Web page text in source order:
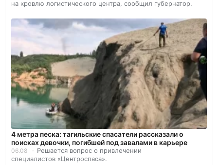
на кровлю логистического центра, сообщил губернатор.
4 метра песка: тагильские спасатели рассказали о
поисках девочки, погибшей под завалами в карьере
06.08
Решается вопрос о привлечении
специалистов «Центроспаса».